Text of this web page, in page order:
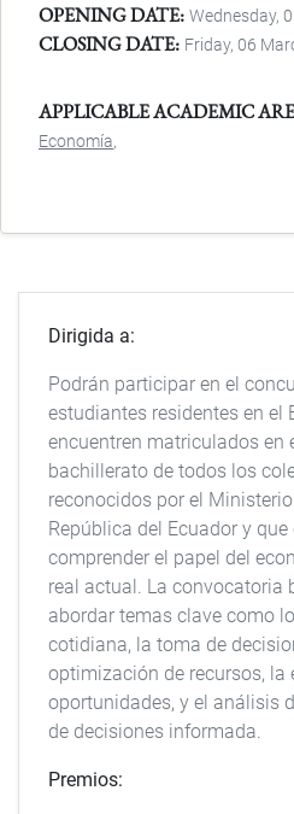
OPENING DATE Wednesday,
CLOSING DATE Friday, 06
APPLICABLE ACADEMIC
Economía
Dirigida a:
Podrán participar en el
estudiantes residentes en el
encuentren matriculados en
bachillerato de todos los
reconocidos por el
República del Ecuador y
comprender el papel del
real actual. La convocatoria
abordar temas clave como
cotidiana, la toma de
optimización de recursos, la
oportunidades, y el análisis
de decisiones informada.
Premios: